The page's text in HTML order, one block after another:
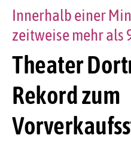
Theater
Rekord zum
Innerhalb einer
zeitweise mehr als